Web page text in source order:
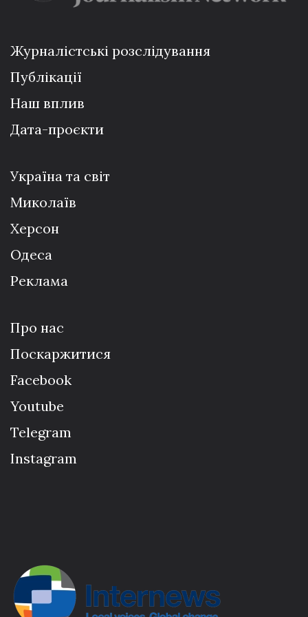
Журналістські розслідування
Публікації
Наш вплив
Дата-проєкти
Україна та світ
Миколаїв
Херсон
Одеса
Реклама
Про нас
Поскаржитися
Facebook
Youtube
Telegram
Instagram